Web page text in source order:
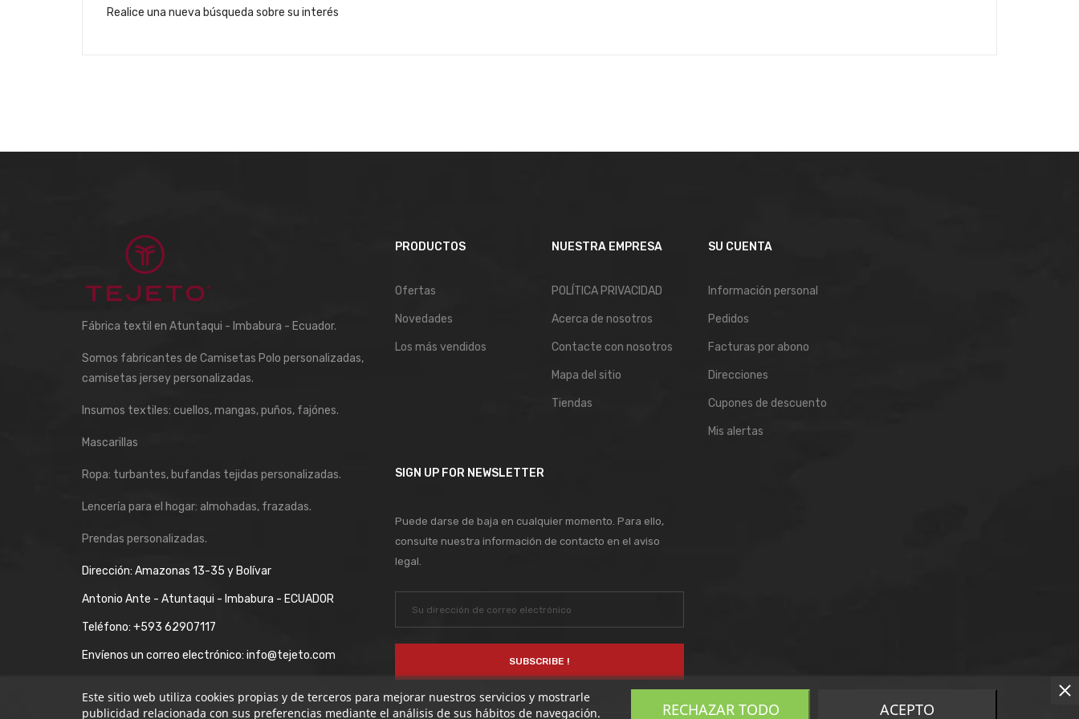
Realice una nueva búsqueda sobre su interés
Fábrica textil en Atuntaqui - Imbabura - Ecuador.
Somos fabricantes de Camisetas Polo personalizadas,
camisetas jersey personalizadas.
Insumos textiles: cuellos, mangas, puños, fajónes.
Mascarillas
Ropa: turbantes, bufandas tejidas personalizadas.
Lencería para el hogar: almohadas, frazadas.
Prendas personalizadas.
Dirección: Amazonas 13-35 y Bolívar
Antonio Ante - Atuntaqui - Imbabura - ECUADOR
Teléfono: +593 62907117
Envíenos un correo electrónico: info@tejeto.com
PRODUCTOS
Ofertas
Novedades
Los más vendidos
NUESTRA EMPRESA
POLÍTICA PRIVACIDAD
Acerca de nosotros
Contacte con nosotros
Mapa del sitio
Tiendas
SU CUENTA
Información personal
Pedidos
Facturas por abono
Direcciones
Cupones de descuento
Mis alertas
SIGN UP FOR NEWSLETTER
Puede darse de baja en cualquier momento. Para ello,
consulte nuestra información de contacto en el aviso
legal.
Este sitio web utiliza cookies propias y de terceros para mejorar nuestros servicios y mostrarle
publicidad relacionada con sus preferencias mediante el análisis de sus hábitos de navegación.
RECHAZAR TODO ACEPTO